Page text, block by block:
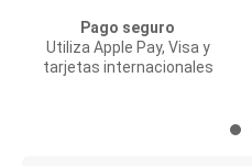
Pago seguro
Utiliza Apple Pay, Visa y
tarjetas internacionales